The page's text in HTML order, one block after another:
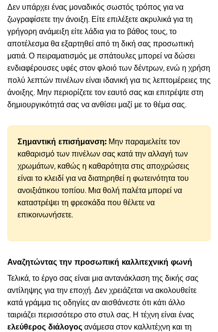
Δεν υπάρχει ένας μοναδικός σωστός τρόπος για να
ζωγραφίσετε την άνοιξη. Είτε επιλέξετε ακρυλικά για τη
γρήγορη ανάμειξη είτε λάδια για το βάθος τους, το
αποτέλεσμα θα εξαρτηθεί από τη δική σας προσωπική
ματιά. Ο πειραματισμός με σπάτουλες μπορεί να δώσει
ενδιαφέρουσες υφές στον φλοιό των δέντρων, ενώ η χρήση
πολύ λεπτών πινέλων είναι ιδανική για τις λεπτομέρειες της
άνοιξης. Μην περιορίζετε τον εαυτό σας και επιτρέψτε στη
δημιουργικότητά σας να ανθίσει μαζί με το θέμα σας.
Σημαντική επισήμανση: Μην παραμελείτε τον
καθαρισμό των πινέλων σας κατά την αλλαγή των
χρωμάτων, καθώς η καθαρότητα στις αποχρώσεις
είναι το κλειδί για να διατηρηθεί η φωτεινότητα του
ανοιξιάτικου τοπίου. Μια θολή παλέτα μπορεί να
καταστρέψει τη φρεσκάδα που θέλετε να
επικοινωνήσετε.
Αναζητώντας την προσωπική καλλιτεχνική φωνή
Τελικά, το έργο σας είναι μια αντανάκλαση της δικής σας
αντίληψης για την εποχή. Δεν χρειάζεται να ακολουθείτε
κατά γράμμα τις οδηγίες αν αισθάνεστε ότι κάτι άλλο
ταιριάζει περισσότερο στο στυλ σας. Η τέχνη είναι ένας
ελεύθερος διάλογος ανάμεσα στον καλλιτέχνη και τη